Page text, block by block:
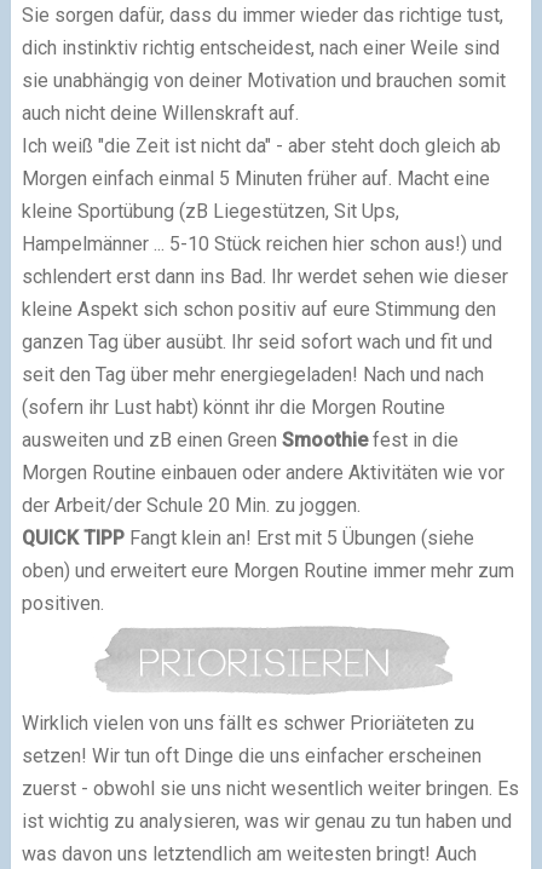
Sie sorgen dafür, dass du immer wieder das richtige tust,
dich instinktiv richtig entscheidest, nach einer Weile sind
sie unabhängig von deiner Motivation und brauchen somit
auch nicht deine Willenskraft auf.
Ich weiß "die Zeit ist nicht da" - aber steht doch gleich ab
Morgen einfach einmal 5 Minuten früher auf. Macht eine
kleine Sportübung (zB Liegestützen, Sit Ups,
Hampelmänner ... 5-10 Stück reichen hier schon aus!) und
schlendert erst dann ins Bad. Ihr werdet sehen wie dieser
kleine Aspekt sich schon positiv auf eure Stimmung den
ganzen Tag über ausübt. Ihr seid sofort wach und fit und
seit den Tag über mehr energiegeladen! Nach und nach
(sofern ihr Lust habt) könnt ihr die Morgen Routine
ausweiten und zB einen Green Smoothiefest in die
Morgen Routine einbauen oder andere Aktivitäten wie vor
der Arbeit/der Schule 20 Min. zu joggen.
QUICK TIPP Fangt klein an! Erst mit 5 Übungen (siehe
oben) und erweitert eure Morgen Routine immer mehr zum
positiven.
Wirklich vielen von uns fällt es schwer Prioriäteten zu
setzen! Wir tun oft Dinge die uns einfacher erscheinen
zuerst - obwohl sie uns nicht wesentlich weiter bringen. Es
ist wichtig zu analysieren, was wir genau zu tun haben und
was davon uns letztendlich am weitesten bringt! Auch